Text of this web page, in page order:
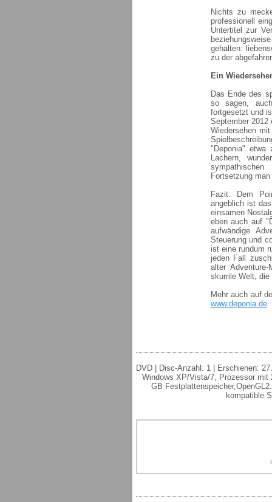
Nichts zu
professionell
Untertitel zur
gehalten:
zu der
Ein
Das Ende des
so sagen,
fortgesetzt und
September 2012
Wiedersehen
"Deponia" etwa
Lachern,
Fortsetzung
Fazit: Dem
angeblich ist
einsamen
eben auch auf
aufwändige
Steuerung und
ist eine rundum
jeden Fall
alter
skurrile Welt, die
Mehr auch auf
www.deponia.de
DVD | Disc-Anzahl: 1 | Erschienen:
Windows XP/Vista/7, Prozessor mit
GB
kompatible